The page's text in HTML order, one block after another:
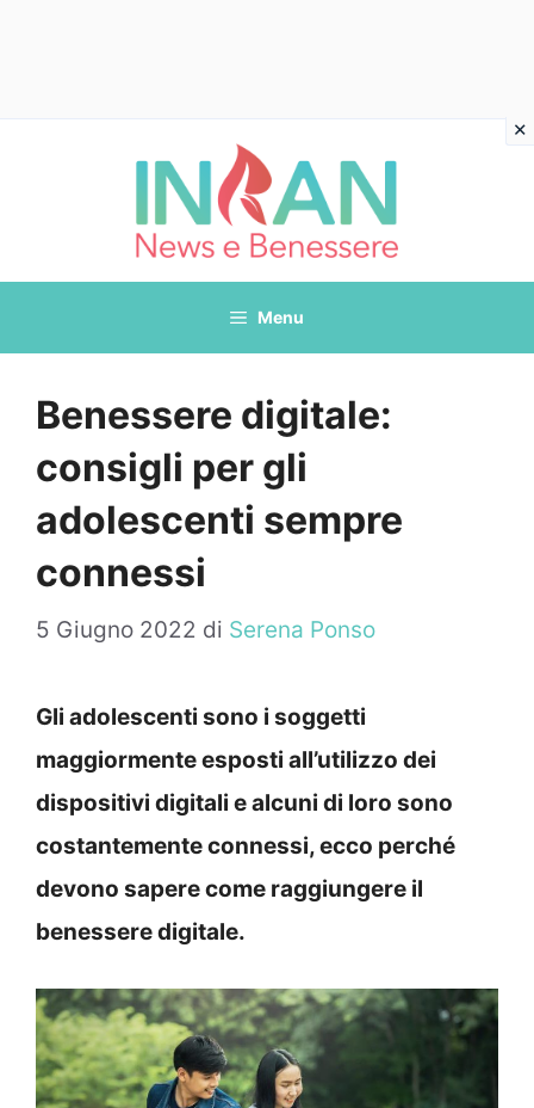
Menu
Benessere digitale:
consigli per gli
adolescenti sempre
connessi
5 Giugno 2022 di Serena Ponso
Gli adolescenti sono i soggetti
maggiormente esposti all’utilizzo dei
dispositivi digitali e alcuni di loro sono
costantemente connessi, ecco perché
devono sapere come raggiungere il
benessere digitale.